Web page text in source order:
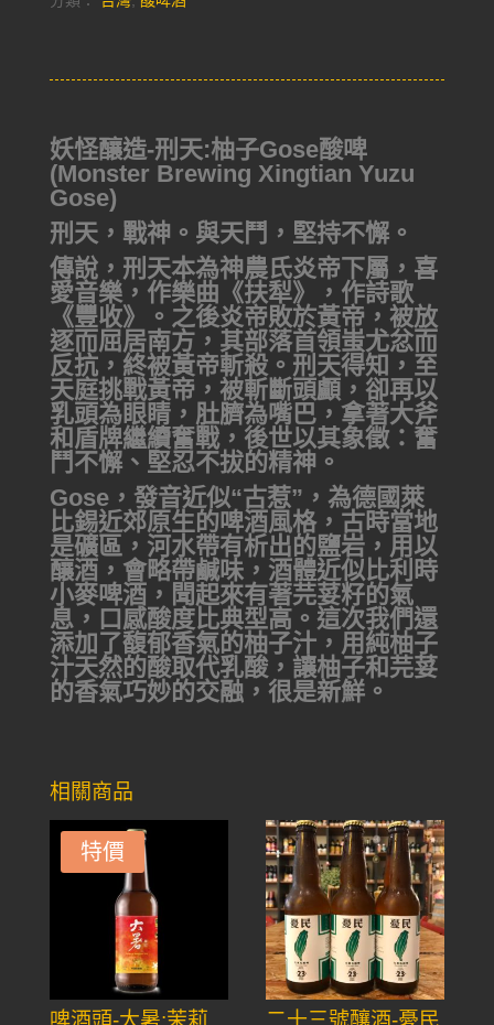
妖怪釀造-刑天:柚子Gose酸啤
(Monster Brewing Xingtian Yuzu
Gose)
刑天，戰神。與天鬥，堅持不懈。
傳說，刑天本為神農氏炎帝下屬，喜
愛音樂，作樂曲《扶犁》，作詩歌
《豐收》。之後炎帝敗於黃帝，被放
逐而屈居南方，其部落首領蚩尤忿而
反抗，終被黃帝斬殺。刑天得知，至
天庭挑戰黃帝，被斬斷頭顱，卻再以
乳頭為眼睛，肚臍為嘴巴，拿著大斧
和盾牌繼續奮戰，後世以其象徵：奮
鬥不懈、堅忍不拔的精神。
Gose，發音近似“古惹”，為德國萊
比錫近郊原生的啤酒風格，古時當地
是礦區，河水帶有析出的鹽岩，用以
釀酒，會略帶鹹味，酒體近似比利時
小麥啤酒，聞起來有著芫荽籽的氣
息，口感酸度比典型高。這次我們還
添加了馥郁香氣的柚子汁，用純柚子
汁天然的酸取代乳酸，讓柚子和芫荽
的香氣巧妙的交融，很是新鮮。
相關商品
特價
啤酒頭-大暑:茉莉 二十三號釀酒-憂民